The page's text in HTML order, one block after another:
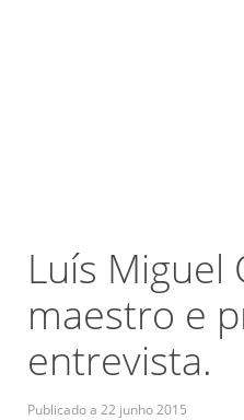
Luís Miguel
maestro e
entrevista.
Publicado a 22 junho 2015